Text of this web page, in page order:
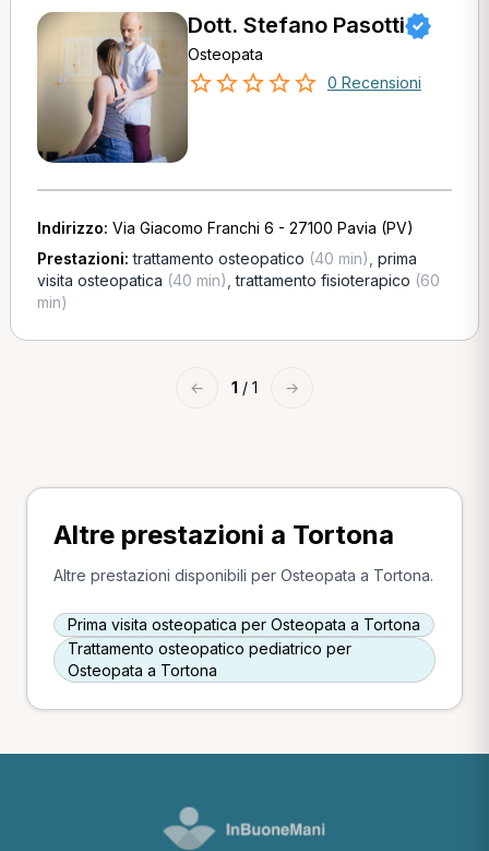
Dott. Stefano Pasotti
Osteopata
0 Recensioni
Indirizzo: Via Giacomo Franchi 6 - 27100 Pavia (PV)
Prestazioni:trattamento osteopatico (40 min) prima
visita osteopatica (40 min) ,trattamento fisioterapico (60
min)
← 1 / 1 →
Altre prestazioni a Tortona
Altre prestazioni disponibili per Osteopata a Tortona.
Prima visita osteopatica per Osteopata a Tortona
Trattamento osteopatico pediatrico per
Osteopata a Tortona